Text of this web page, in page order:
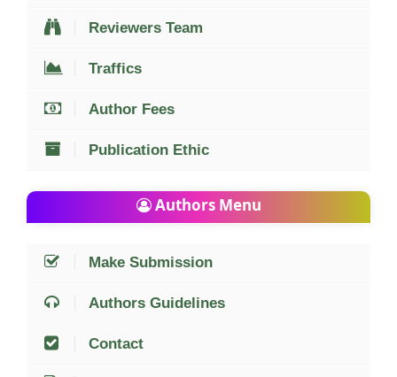
Reviewers Team
Traffics
Author Fees
Publication Ethic
Authors Menu
Make Submission
Authors Guidelines
Contact